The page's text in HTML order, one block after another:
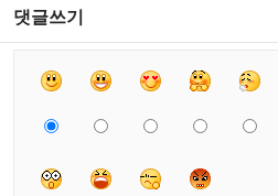
댓글쓰기